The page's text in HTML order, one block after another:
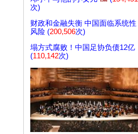
次)
财政和金融失衡 中国面临系统性
风险 (200,506次)
塌方式腐败！中国足协负债12亿
(110,142次)